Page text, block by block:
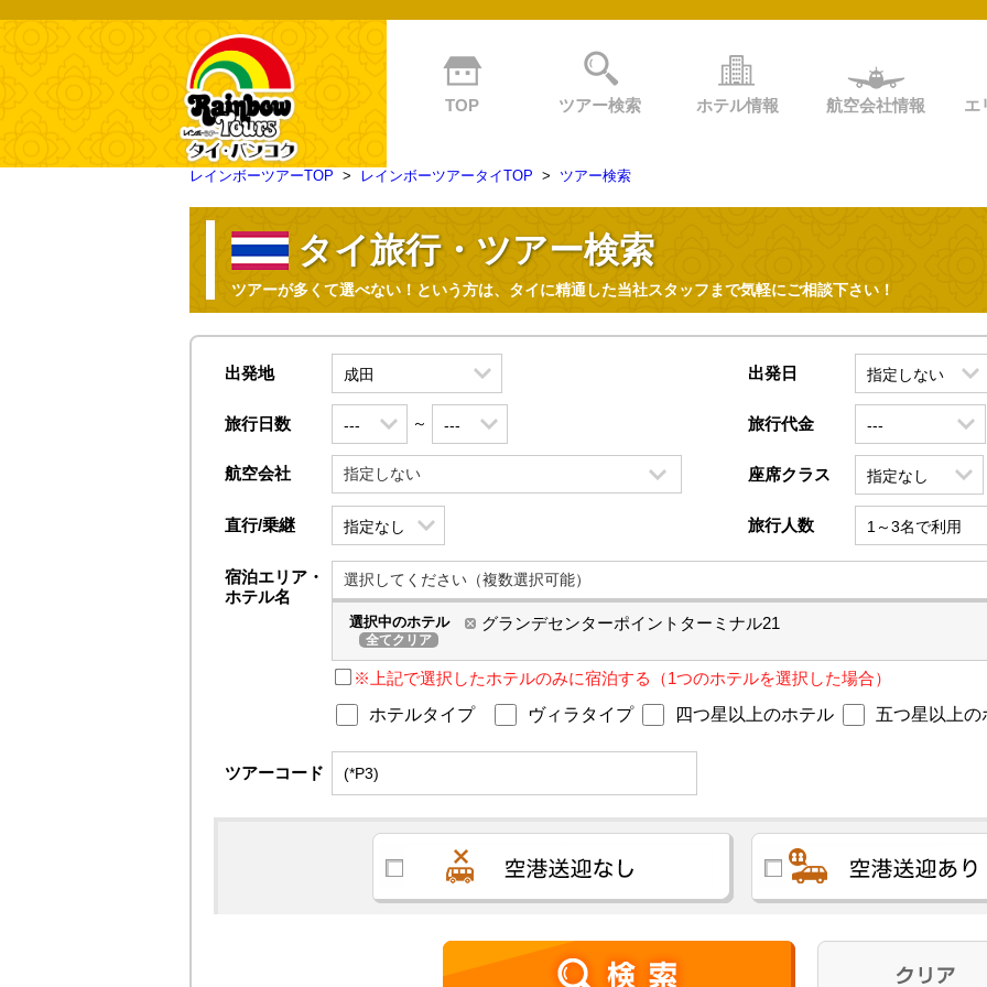
TOP ツアー検索 ホテル情報 航空会社情報 エ
レインボーツアーTOP > レインボーツアータイTOP > ツアー検索
タイ旅行・ツアー検索
ツアーが多くて選べない！という方は、タイに精通した当社スタッフまで気軽にご相談下さい！
出発地 出発日
旅行日数 ～ 旅行代金
航空会社 指定しない 座席クラス
直行/乗継 旅行人数
宿泊エリア・
ホテル名
選択してください（複数選択可能）
選択中のホテル
全てクリア
グランデセンターポイントターミナル21
※上記で選択したホテルのみに宿泊する（1つのホテルを選択した場合）
ホテルタイプ
ヴィラタイプ 四つ星以上のホテル 五つ星以上の
ツアーコード